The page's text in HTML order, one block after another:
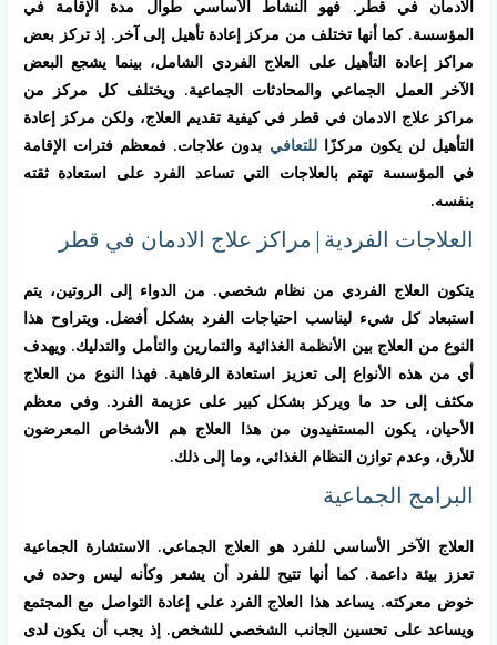
الادمان في قطر. فهو النشاط الأساسي طوال مدة الإقامة في
المؤسسة. كما أنها تختلف من مركز إعادة تأهيل إلى آخر. إذ تركز بعض
مراكز إعادة التأهيل على العلاج الفردي الشامل، بينما يشجع البعض
الآخر العمل الجماعي والمحادثات الجماعية. ويختلف كل مركز من
مراكز علاج الادمان في قطر في كيفية تقديم العلاج، ولكن مركز إعادة
التأهيل لن يكون مركزًاللتعافي بدون علاجات. فمعظم فترات الإقامة
في المؤسسة تهتم بالعلاجات التي تساعد الفرد على استعادة ثقته
بنفسه.
العلاجات الفردية|مراكز علاج الادمان في قطر
يتكون العلاج الفردي من نظام شخصي. من الدواء إلى الروتين، يتم
استبعاد كل شيء ليناسب احتياجات الفرد بشكل أفضل. ويتراوح هذا
النوع من العلاج بين الأنظمة الغذائية والتمارين والتأمل والتدليك. ويهدف
أي من هذه الأنواع إلى تعزيز استعادة الرفاهية. فهذا النوع من العلاج
مكثف إلى حد ما ويركز بشكل كبير على عزيمة الفرد. وفي معظم
الأحيان، يكون المستفيدون من هذا العلاج هم الأشخاص المعرضون
للأرق، وعدم توازن النظام الغذائي، وما إلى ذلك.
البرامج الجماعية
العلاج الآخر الأساسي للفرد هو العلاج الجماعي. الاستشارة الجماعية
تعزز بيئة داعمة. كما أنها تتيح للفرد أن يشعر وكأنه ليس وحده في
خوض معركته. يساعد هذا العلاج الفرد على إعادة التواصل مع المجتمع
ويساعد على تحسين الجانب الشخصي للشخص. إذ يجب أن يكون لدى